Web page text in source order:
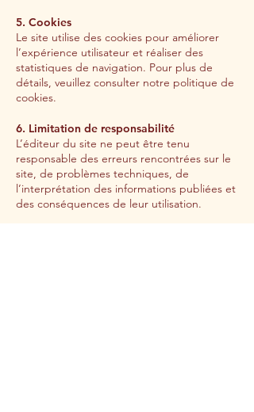
5. Cookies
Le site utilise des cookies pour améliorer
l’expérience utilisateur et réaliser des
statistiques de navigation. Pour plus de
détails, veuillez consulter notre politique de
cookies.
6. Limitation de responsabilité
L’éditeur du site ne peut être tenu
responsable des erreurs rencontrées sur le
site, de problèmes techniques, de
l’interprétation des informations publiées et
des conséquences de leur utilisation.